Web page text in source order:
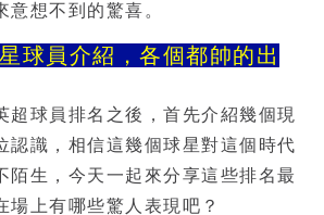
想不到的驚喜。
球員介紹，各個都帥的出
超球員排名之後，首先介紹幾個現
認識，相信這幾個球星對這個時代
陌生，今天一起來分享這些排名最
場上有哪些驚人表現吧？